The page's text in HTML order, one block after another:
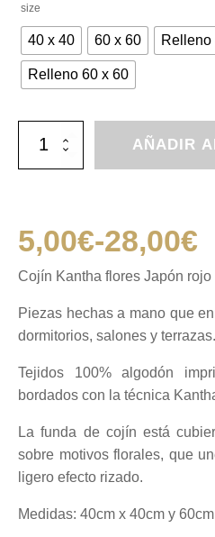
size
40 x 40 60 x 60 Relleno
Relleno 60 x 60
Cojín
Kantha
flores
AÑADIR
5,00€-28,00€
Rango
de
precios:
desde
5,00€
hasta
Cojín Kantha flores Japón rojo
Piezas hechas a mano que
dormitorios, salones y terrazas.
Tejidos 100% algodón
bordados con la técnica
La funda de cojín está
sobre motivos florales, que
ligero efecto rizado.
Medidas: 40cm x 40cm y